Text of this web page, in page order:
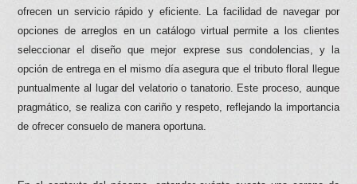
ofrecen un servicio rápido y eficiente. La facilidad de navegar por
opciones de arreglos en un catálogo virtual permite a los clientes
seleccionar el diseño que mejor exprese sus condolencias, y la
opción de entrega en el mismo día asegura que el tributo floral llegue
puntualmente al lugar del velatorio o tanatorio. Este proceso, aunque
pragmático, se realiza con cariño y respeto, reflejando la importancia
de ofrecer consuelo de manera oportuna.